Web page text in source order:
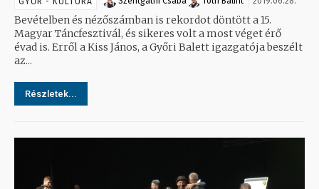
Bevételben és nézőszámban is rekordot döntött a 15.
Magyar Táncfesztivál, és sikeres volt a most véget érő
évad is. Erről a Kiss János, a Győri Balett igazgatója beszélt
az...
Részletek...